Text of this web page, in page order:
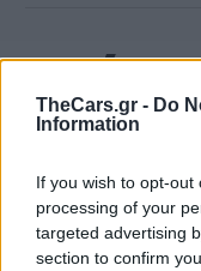
TheCars.gr - Do
Information
If you wish to opt-
processing of your
targeted advertising
section to confirm
Δείτε